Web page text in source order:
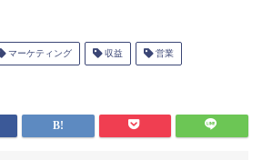
マーケティング 収益 営業